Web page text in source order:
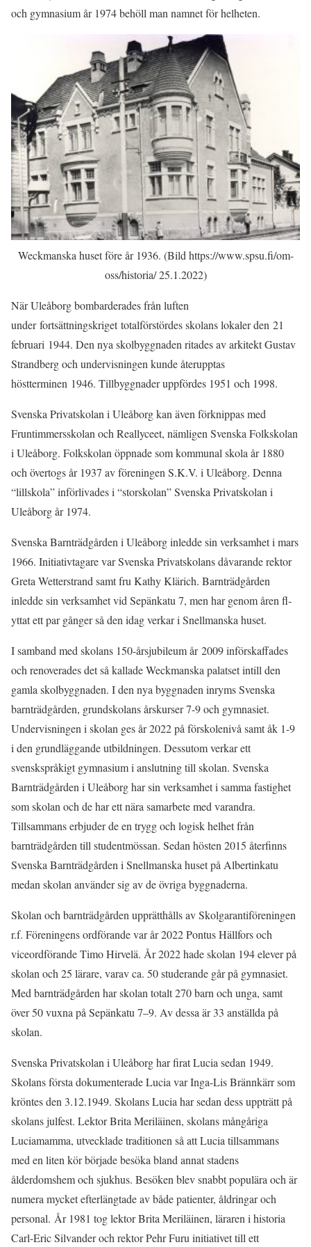
och gymnasium år 1974 behöll man namnet för helheten.
Weckmanska huset före år 1936. (Bild https://www.spsu.fi/om-
oss/historia/ 25.1.2022)
När Uleåborg bombarderades från luften
under fortsättningskriget totalförstördes skolans lokaler den 21
februari 1944. Den nya skolbyggnaden ritades av arkitekt Gustav
Strandberg och undervisningen kunde återupptas
höstterminen 1946. Tillbyggnader uppfördes 1951 och 1998.
Svenska Privatskolan i Uleåborg kan även förknippas med
Fruntimmersskolan och Reallyceet, nämligen Svenska Folkskolan
i Uleåborg. Folkskolan öppnade som kommunal skola år 1880
och övertogs år 1937 av föreningen S.K.V. i Uleåborg. Denna
“lillskola” införlivades i “storskolan” Svenska Privatskolan i
Uleåborg år 1974.
Svenska Barnträdgården i Uleåborg inledde sin verksamhet i mars
1966. Initiativtagare var Svenska Privatskolans dåvarande rektor
Greta Wetterstrand samt fru Kathy Klärich. Barnträdgården
inledde sin verksamhet vid Sepänkatu 7, men har genom åren fl­
yttat ett par gånger så den idag verkar i Snellmanska huset.
I samband med skolans 150-årsjubileum år2009införskaffades
och renoverades det så kallade Weckmanska palatset intill den
gamla skolbyggnaden. I den nya byggnaden inryms Svenska
barnträdgården, grundskolans årskurser 7-9 och gymnasiet.
Undervisningen i skolan ges år 2022 på förskolenivå samt åk 1-9
i den grundläggande utbildningen. Dessutom verkar ett
svenskspråkigt gymnasium i anslutning till skolan. Svenska
Barnträdgården i Uleåborg har sin verksamhet i samma fastighet
som skolan och de har ett nära samarbete med varandra.
Tillsammans erbjuder de en trygg och logisk helhet från
barnträdgården till studentmössan. Sedan hösten 2015 återfinns
Svenska Barnträdgården i Snellmanska huset på Albertinkatu
medan skolan använder sig av de övriga byggnaderna.
Skolan och barnträdgården upprätthålls av Skolgarantiföreningen
r.f. Föreningens ordförande var år 2022 Pontus Hällfors och
viceordförande Timo Hirvelä. År 2022 hade skolan 194 elever på
skolan och 25 lärare, varav ca. 50 studerande går på gymnasiet.
Med barnträdgården har skolan totalt 270 barn och unga, samt
över 50 vuxna på Sepänkatu 7–9. Av dessa är 33 anställda på
skolan.
Svenska Privatskolan i Uleåborg har firat Lucia sedan 1949.
Skolans första dokumenterade Lucia var Inga-Lis Brännkärr som
kröntes den 3.12.1949. Skolans Lucia har sedan dess uppträtt på
skolans julfest. Lektor Brita Meriläinen, skolans mångåriga
Luciamamma, utvecklade traditionen så att Lucia tillsammans
med en liten kör började besöka bland annat stadens
ålderdomshem och sjukhus. Besöken blev snabbt populära och är
numera mycket efterlängtade av både patienter, åldringar och
personal. År 1981 tog lektor Brita Meriläinen, läraren i historia
Carl-Eric Silvander och rektor Pehr Furu initiativet till ett